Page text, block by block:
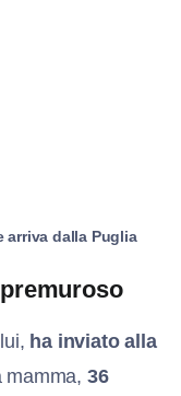
arriva dalla Puglia
ha inviato alla
mamma, 36